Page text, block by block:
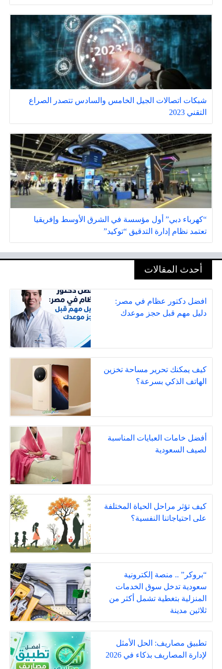
شبكات اتصالات الجيل الخامس والسادس تتصدر الصراع
التقني 2023
“كهرباء دبي” أول مؤسسة في الشرق الأوسط وإفريقيا
تعتمد نظام إدارة التدقيق “توكيد”
أحدث المقالات
افضل دكتور عظام في مصر:
دليل مهم قبل حجز موعدك
كيف يمكنك تحرير مساحة تخزين
الهاتف الذكي بسرعة؟
أفضل خامات العبايات المناسبة
لصيف السعودية
كيف تؤثر مراحل الحياة المختلفة
على احتياجاتنا النفسية؟
“بروكر” .. منصة إلكترونية
سعودية تدخل سوق الخدمات
المنزلية بتغطية تشمل أكثر من
ثلاثين مدينة
تطبيق مصاريف: الحل الأمثل
لإدارة المصاريف بذكاء في 2026